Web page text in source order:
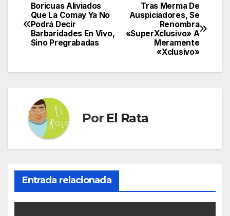
Navegación
de
entradas
Tras Merma De
Auspiciadores, Se
Renombra
«SuperXclusivo» A
Meramente
«Xclusivo»
Boricuas Aliviados
Que La Comay Ya No
Podrá Decir
Barbaridades En Vivo,
Sino Pregrabadas
Por El Rata
Entrada relacionada